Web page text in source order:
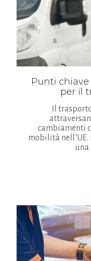
Punti
per il
Il
cambiamenti
mobilità
una